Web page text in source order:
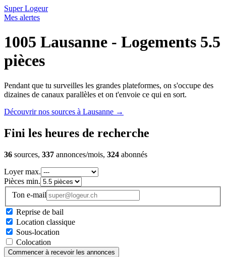
Super Logeur
Mes alertes
1005 Lausanne - Logements 5.5
pièces
Pendant que tu surveilles les grandes plateformes, on s'occupe des
dizaines de canaux parallèles et on t'envoie ce qui en sort.
Découvrir nos sources à Lausanne →
Fini les heures de recherche
36 sources, 337 annonces/mois, 324 abonnés
Loyer max.
Pièces min.
Ton e-mail
Reprise de bail
Location classique
Sous-location
Colocation
Commencer à recevoir les annonces